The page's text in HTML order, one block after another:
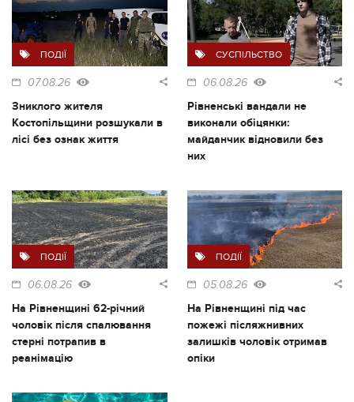
ПОДІЇ
07.08.26
Зниклого жителя
Костопільщини розшукали в
лісі без ознак життя
СУСПІЛЬСТВО
06.08.26
Рівненські вандали не
виконали обіцянки:
майданчик відновили без
них
ПОДІЇ
06.08.26
На Рівненщині 62-річний
чоловік після спалювання
стерні потрапив в
реанімацію
ПОДІЇ
05.08.26
На Рівненщині під час
пожежі післяжнивних
залишків чоловік отримав
опіки